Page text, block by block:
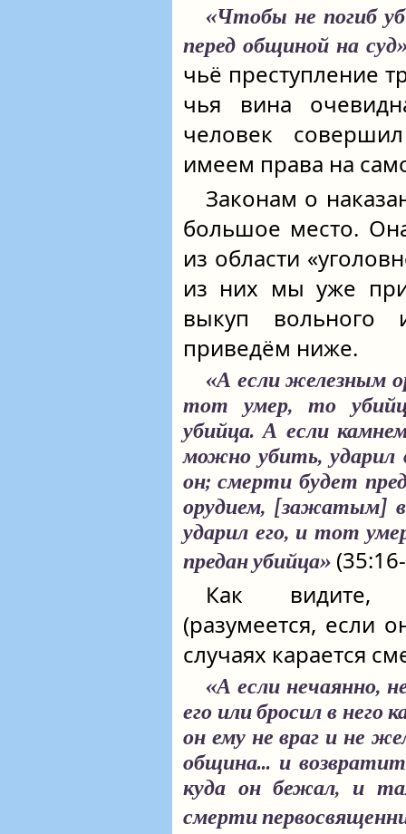
«Чтобы не погиб
перед общиной на
чьё преступление
чья вина
человек
имеем права на
Законам о
большое место.
из области
из них мы уже
выкуп вольного
приведём ниже.
«А если железным
тот умер, то
убийца. А если
можно убить, ударил
он; смерти будет
орудием, [зажатым]
ударил его, и тот
предан убийца»
Как видите,
(разумеется, если
случаях карается
«А если нечаянно,
его или бросил в него
он ему не враг и не
община... и
куда он бежал, и
смерти